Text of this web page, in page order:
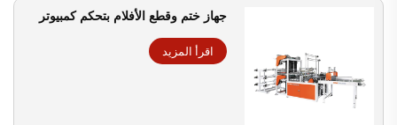
جهاز ختم وقطع الأفلام بتحكم كمبيوتر
اقرأ المزيد